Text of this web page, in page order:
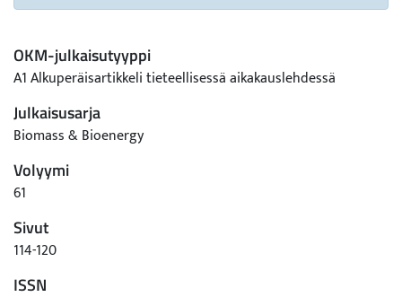
OKM-julkaisutyyppi
A1 Alkuperäisartikkeli tieteellisessä aikakauslehdessä
Julkaisusarja
Biomass & Bioenergy
Volyymi
61
Sivut
114-120
ISSN